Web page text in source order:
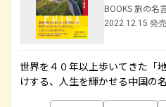
BOOKS 旅の名
2022.12.15 発売
世界を４０年以上歩いてきた「
けする、人生を輝かせる中国の